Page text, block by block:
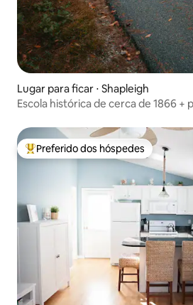
Lugar para ficar ⋅ Shapleigh
Escola histórica de cerca de 1866 +
Entre os melhores preferidos dos
Preferido dos hóspedes